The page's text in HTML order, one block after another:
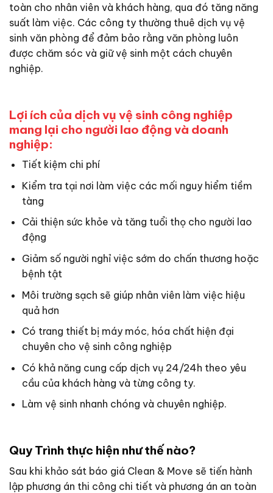
toàn cho nhân viên và khách hàng, qua đó tăng năng
suất làm việc. Các công ty thường thuê dịch vụ vệ
sinh văn phòng để đảm bảo rằng văn phòng luôn
được chăm sóc và giữ vệ sinh một cách chuyên
nghiệp.
Lợi ích của dịch vụ vệ sinh công nghiệp
mang lại cho người lao động và doanh
nghiệp:
Tiết kiệm chi phí
Kiểm tra tại nơi làm việc các mối nguy hiểm tiềm
tàng
Cải thiện sức khỏe và tăng tuổi thọ cho người lao
động
Giảm số người nghỉ việc sớm do chấn thương hoặc
bệnh tật
Môi trường sạch sẽ giúp nhân viên làm việc hiệu
quả hơn
Có trang thiết bị máy móc, hóa chất hiện đại
chuyên cho vệ sinh công nghiệp
Có khả năng cung cấp dịch vụ 24/24h theo yêu
cầu của khách hàng và từng công ty.
Làm vệ sinh nhanh chóng và chuyên nghiệp.
Quy Trình thực hiện như thế nào?
Sau khi khảo sát báo giá Clean & Move sẽ tiến hành
lập phương án thi công chi tiết và phương án an toàn